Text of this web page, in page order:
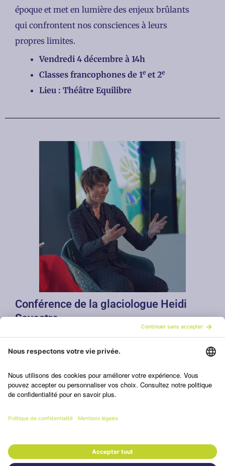
époque et met en lumière des enjeux brûlants
qui confrontent nos consciences à leurs
propres limites.
Vendredi 4 décembre à 14h
Classes francophones de 1e et 2e
Lieu : Théâtre Equilibre
Conférence de la glaciologue Heidi
Sevestre
propos sont ceux de la glaciologue française
originaire de Haute-Savoie, Heidi Sevestre. Elle
implication et son courage dans la recherche
Son objectif actuel est de rendre les faits